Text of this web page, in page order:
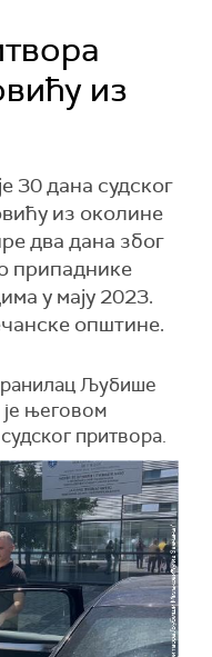
из
30 дана судског
из околине
два дана због
припаднике
у мају 2023.
општине.
Љубише
његовом
притвора.